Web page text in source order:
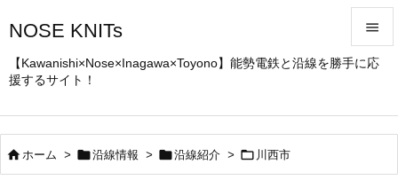
NOSE KNITs
【Kawanishi×Nose×Inagawa×Toyono】能勢電鉄と沿線を勝手に応
援するサイト！


前へ
ホーム > 沿線情報 > 沿線紹介 >  川西市